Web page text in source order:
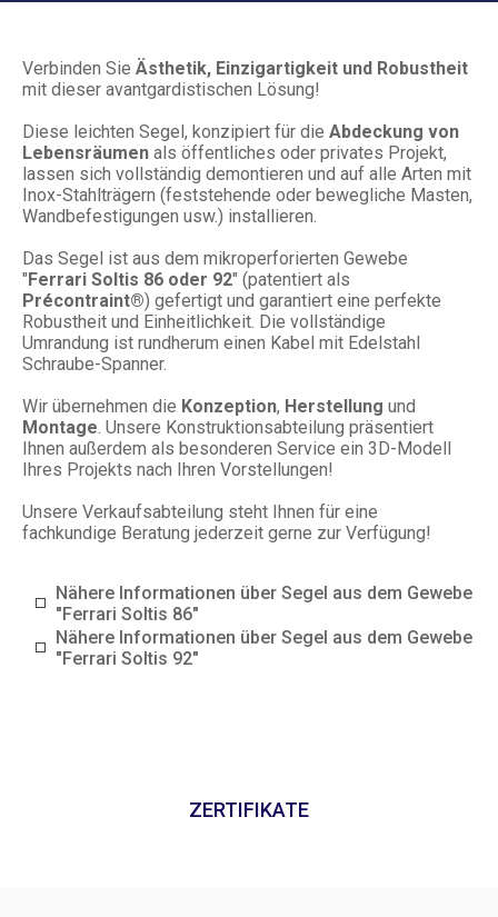
Verbinden Sie Ästhetik, Einzigartigkeit und Robustheit
mit dieser avantgardistischen Lösung!
Diese leichten Segel, konzipiert für die Abdeckung von
Lebensräumen als öffentliches oder privates Projekt,
lassen sich vollständig demontieren und auf alle Arten mit
Inox-Stahlträgern (feststehende oder bewegliche Masten,
Wandbefestigungen usw.) installieren.
Das Segel ist aus dem mikroperforierten Gewebe
"Ferrari Soltis 86 oder 92" (patentiert als
Précontraint®) gefertigt und garantiert eine perfekte
Robustheit und Einheitlichkeit. Die vollständige
Umrandung ist rundherum einen Kabel mit Edelstahl
Schraube-Spanner.
Wir übernehmen die Konzeption, Herstellung und
Montage. Unsere Konstruktionsabteilung präsentiert
Ihnen außerdem als besonderen Service ein 3D-Modell
Ihres Projekts nach Ihren Vorstellungen!
Unsere Verkaufsabteilung steht Ihnen für eine
fachkundige Beratung jederzeit gerne zur Verfügung!
Nähere Informationen über Segel aus dem Gewebe
"Ferrari Soltis 86"
Nähere Informationen über Segel aus dem Gewebe
"Ferrari Soltis 92"
ZERTIFIKATE